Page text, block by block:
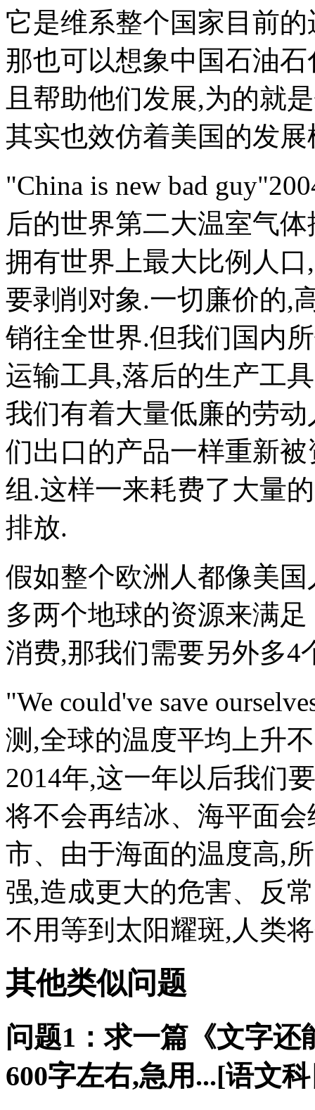
它是维系整个国家目前
那也可以想象中国石油
且帮助他们发展,为的就
其实也效仿着美国的发展
"China is new bad
后的世界第二大温室气
拥有世界上最大比例人
要剥削对象.一切廉价的,
销往全世界.但我们国内
运输工具,落后的生产工
我们有着大量低廉的劳
们出口的产品一样重新
组.这样一来耗费了大量
排放.
假如整个欧洲人都像美
多两个地球的资源来满
消费,那我们需要另外多4
"We could've save
测,全球的温度平均上升
2014年,这一年以后我们
将不会再结冰、海平面
市、由于海面的温度高,
强,造成更大的危害、反
不用等到太阳耀斑,人类
其他类似问题
问题1：求一篇《文字
600字左右,急用...[语文